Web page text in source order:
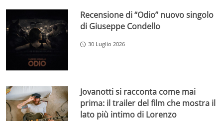
Recensione di “Odio” nuovo singolo
di Giuseppe Condello
30 Luglio 2026
Jovanotti si racconta come mai
prima: il trailer del film che mostra il
lato più intimo di Lorenzo